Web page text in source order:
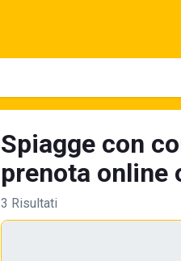
Spiagge con
prenota online
3 Risultati